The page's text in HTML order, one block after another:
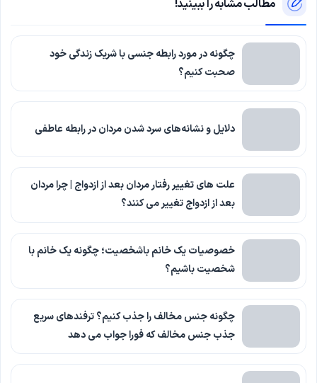
مطالب مشابه را ببینید!
چگونه در مورد رابطه جنسی با شریک زندگی خود
صحبت کنیم؟
دلایل و نشانه‌های سرد شدن مردان در رابطه عاطفی
علت های تغییر رفتار مردان بعد از ازدواج | چرا مردان
بعد از ازدواج تغییر می کنند؟
خصوصیات یک خانم باشخصیت؛ چگونه یک خانم با
شخصیت باشیم؟
چگونه جنس مخالف را جذب کنیم؟ ترفندهای سریع
جذب جنس مخالف که فورا جواب می دهد